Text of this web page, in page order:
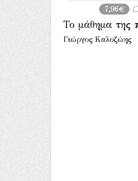
7,96€
Το μάθημα της
Γιώργος Καλοζώης